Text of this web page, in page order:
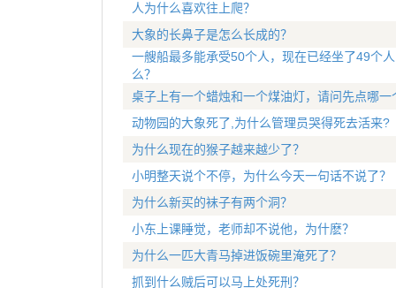
人为什么喜欢往上爬？
大象的长鼻子是怎么长成的？
一艘船最多能承受50个人，现在已经坐了49个
么？
桌子上有一个蜡烛和一个煤油灯，请问先点哪一
动物园的大象死了,为什么管理员哭得死去活来?
为什么现在的猴子越来越少了？
小明整天说个不停，为什么今天一句话不说了？
为什么新买的袜子有两个洞？
小东上课睡觉，老师却不说他，为什麽？
为什么一匹大青马掉进饭碗里淹死了？
抓到什么贼后可以马上处死刑？